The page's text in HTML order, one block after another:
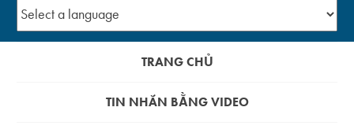
TRANG CHỦ
TIN NHẮN BẰNG VIDEO